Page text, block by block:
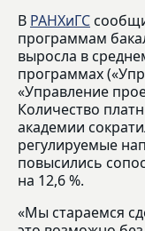
В РАНХиГС
программам
выросла в
программах
«Управление
Количество
академии
регулируемые
повысились
на 12,6 %.
«Мы стараемся